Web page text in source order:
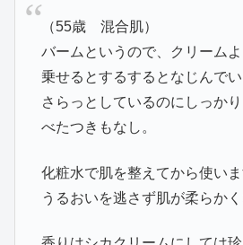
（55歳 混合肌）
バームというので、クリーム
乗せるとするするとなじんでい
さらっとしているのにしっかり
べたつきもなし。
化粧水で肌を整えてから使いま
うるおいを逃さず肌が柔らかく